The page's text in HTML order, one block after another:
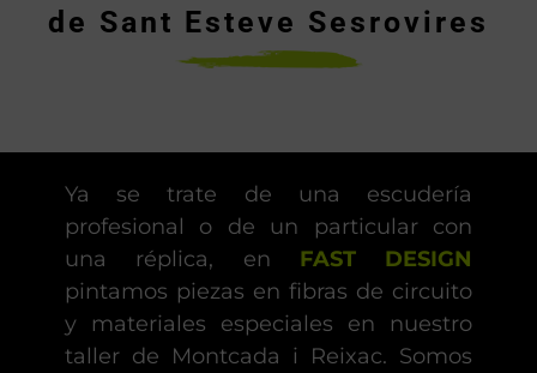
de Sant Esteve Sesrovires
Ya se trate de una escudería
profesional o de un particular con
una réplica, en FAST DESIGN
pintamos piezas en fibras de circuito
y materiales especiales en nuestro
taller de Montcada i Reixac. Somos